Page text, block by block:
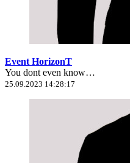
Event HorizonT
You dont even know…
25.09.2023 14:28:17